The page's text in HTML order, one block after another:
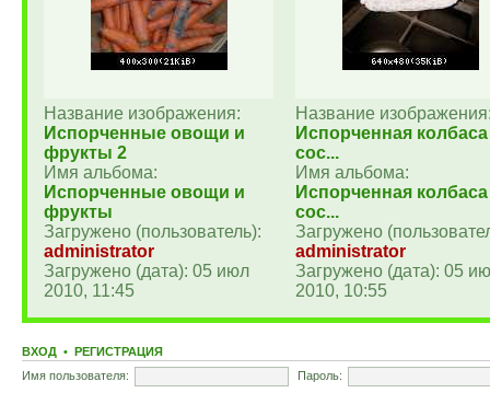
Название изображения:
Испорченные овощи и
фрукты 2
Имя альбома:
Испорченные овощи и
фрукты
Загружено (пользователь):
administrator
Загружено (дата): 05 июл
2010, 11:45
Название
Испорченная
сос...
Имя альбома:
Испорченная
сос...
Загружено
administrator
Загружено (дата): 05
2010, 10:55
ВХОД • РЕГИСТРАЦИЯ
Имя пользователя:
Пароль: